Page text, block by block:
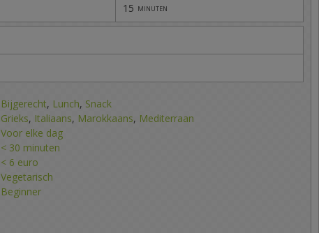
15 minuten
Bijgerecht, Lunch, Snack
Grieks, Italiaans, Marokkaans, Mediterraan
Voor elke dag
< 30 minuten
< 6 euro
Vegetarisch
Beginner